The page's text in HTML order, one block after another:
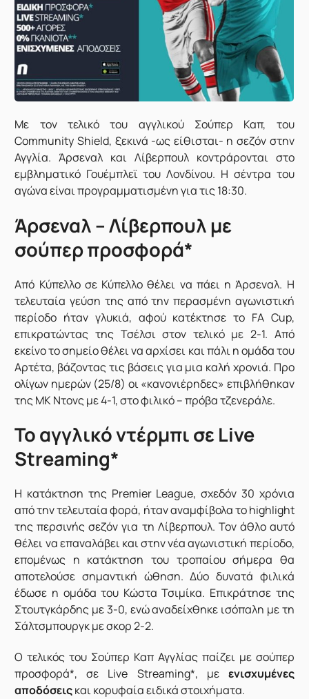
Με τον τελικό του αγγλικού Σούπερ Καπ, του
Community Shield, ξεκινά -ως είθισται- η σεζόν στην
Αγγλία. Άρσεναλ και Λίβερπουλ κοντράρονται στο
εμβληματικό Γουέμπλεϊ του Λονδίνου. Η σέντρα του
αγώνα είναι προγραμματισμένη για τις 18:30.
Άρσεναλ – Λίβερπουλ με
σούπερ προσφορά*
Από Κύπελλο σε Κύπελλο θέλει να πάει η Άρσεναλ. Η
τελευταία γεύση της από την περασμένη αγωνιστική
περίοδο ήταν γλυκιά, αφού κατέκτησε το FA Cup,
επικρατώντας της Τσέλσι στον τελικό με 2-1. Από
εκείνο το σημείο θέλει να αρχίσει και πάλι η ομάδα του
Αρτέτα, βάζοντας τις βάσεις για μια καλή χρονιά. Προ
ολίγων ημερών (25/8) οι «κανονιέρηδες» επιβλήθηκαν
της ΜΚ Ντονς με 4-1, στο φιλικό – πρόβα τζενεράλε.
Το αγγλικό ντέρμπι σε Live
Streaming*
Η κατάκτηση της Premier League, σχεδόν 30 χρόνια
από την τελευταία φορά, ήταν αναμφίβολα το highlight
της περσινής σεζόν για τη Λίβερπουλ. Τον άθλο αυτό
θέλει να επαναλάβει και στην νέα αγωνιστική περίοδο,
επομένως η κατάκτηση του τροπαίου σήμερα θα
αποτελούσε σημαντική ώθηση. Δύο δυνατά φιλικά
έδωσε η ομάδα του Κώστα Τσιμίκα. Επικράτησε της
Στουτγκάρδης με 3-0, ενώ αναδείχθηκε ισόπαλη με τη
Σάλτσμπουργκ με σκορ 2-2.
Ο τελικός του Σούπερ Καπ Αγγλίας παίζει με σούπερ
προσφορά*, σε Live Streaming*, με ενισχυμένες
αποδόσειςκαι κορυφαία ειδικά στοιχήματα.